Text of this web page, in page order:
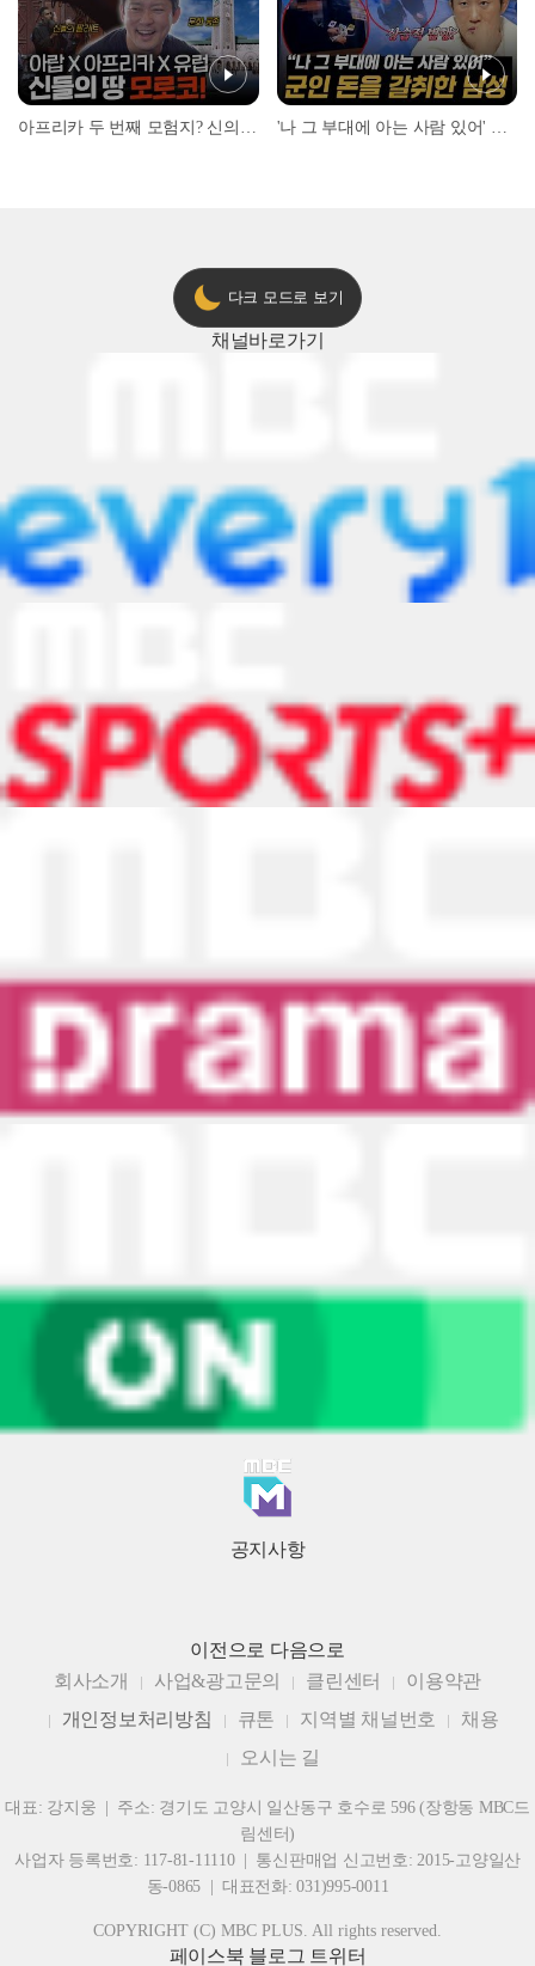
다크 모드로 보기
채널바로가기
공지사항
이전으로 다음으로
회사소개
사업&광고문의 클린센터
이용약관
개인정보처리방침
큐톤 지역별 채널번호
채용
오시는 길
대표: 강지웅 | 주소: 경기도 고양시 일산동구 호수로 596 (장항동 MBC드
림센터)
사업자 등록번호: 117-81-11110 | 통신판매업 신고번호: 2015-고양일산
동-0865 | 대표전화: 031)995-0011
COPYRIGHT (C) MBC PLUS. All rights reserved.
페이스북 블로그 트위터